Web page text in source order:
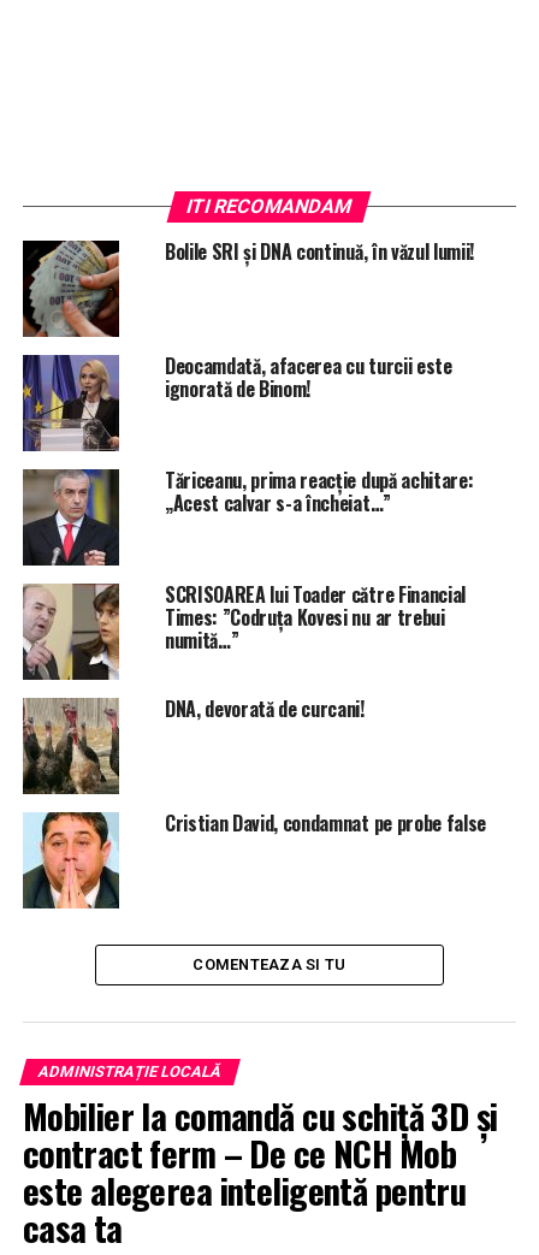
ITI RECOMANDAM
Bolile SRI și DNA continuă, în văzul lumii!
Deocamdată, afacerea cu turcii este
ignorată de Binom!
Tăriceanu, prima reacție după achitare:
„Acest calvar s-a încheiat…”
SCRISOAREA lui Toader către Financial
Times: ”Codruța Kovesi nu ar trebui
numită…”
DNA, devorată de curcani!
Cristian David, condamnat pe probe false
COMENTEAZA SI TU
ADMINISTRAȚIE LOCALĂ
Mobilier la comandă cu schiță 3D și
contract ferm – De ce NCH Mob
este alegerea inteligentă pentru
casa ta